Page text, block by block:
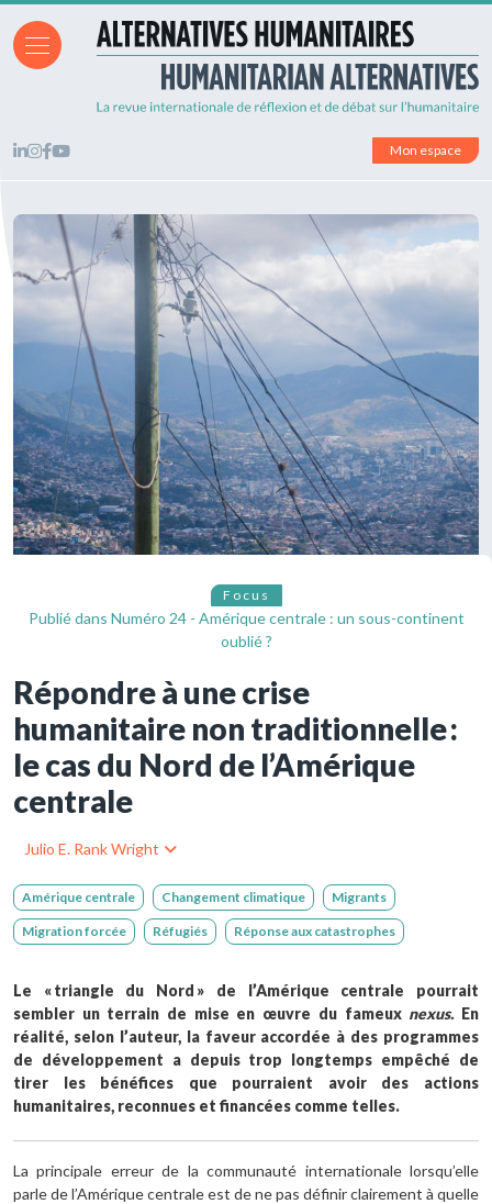
Mon espace
Focus
Publié dans Numéro 24 - Amérique centrale : un sous-continent
oublié ?
Répondre à une crise
humanitaire non traditionnelle :
le cas du Nord de l’Amérique
centrale
Julio E. Rank Wright
Amérique centrale Changement climatique Migrants
Migration forcée Réfugiés Réponse aux catastrophes
Le «triangle du Nord » de l’Amérique centrale pourrait
sembler un terrain de mise en œuvre du fameux nexus.En
réalité, selon l’auteur, la faveur accordée à des programmes
de développement a depuis trop longtemps empêché de
tirer les bénéfices que pourraient avoir des actions
humanitaires, reconnues et financées comme telles.
La principale erreur de la communauté internationale lorsqu’elle
parle de l’Amérique centrale est de ne pas définir clairement à quelle